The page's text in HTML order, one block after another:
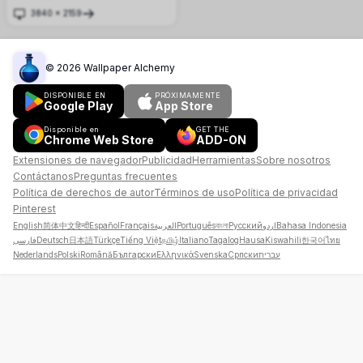
Esta imagen de alta resolución 4K añade
escritorio, perfecto para mejorar tu espacio
3840 × 2159
Abrir
© 2026 Wallpaper Alchemy
DISPONIBLE EN
Google Play
PRÓXIMAMENTE
App Store
Disponible en
Chrome Web Store
GET THE
ADD-ON
Extensiones de navegadorPublicidadHerramientasSobre nosotros
ContáctanosPreguntas frecuentes
Política de derechos de autorTérminos de usoPolítica de privacidad
Pinterest
English简体中文हिन्दीEspañolFrançaisالعربيةPortuguêsবাংলাРусскийاردوBahasa Indonesia
فارسیDeutsch日本語TürkçeTiếng Việtதமிழ்ItalianoTagalogHausaKiswahili한국어ไทย
NederlandsPolskiRomânăБългарскиΕλληνικάSvenskaСрпскиעברית